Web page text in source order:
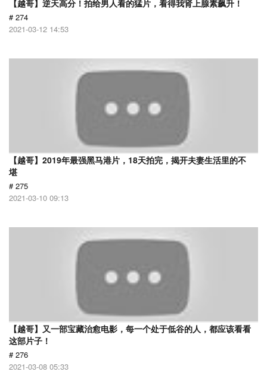
【越哥】逆天高分！拍给男人看的猛片，看得我肾上腺素飙升！
# 274
2021-03-12 14:53
【越哥】2019年最强黑马港片，18天拍完，揭开夫妻生活里的不
堪
# 275
2021-03-10 09:13
【越哥】又一部宝藏治愈电影，每一个处于低谷的人，都应该看看
这部片子！
# 276
2021-03-08 05:33